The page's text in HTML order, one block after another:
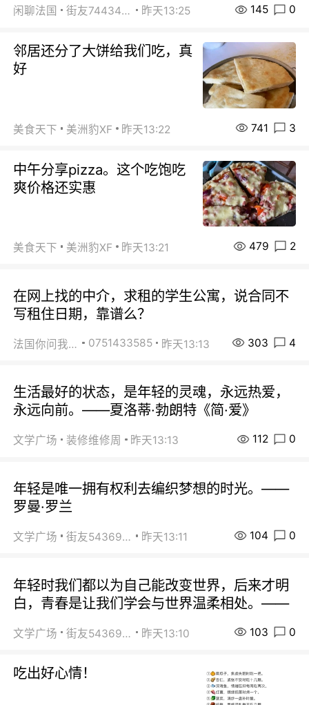
闲聊法国 街友74434350 昨天13:25 145 0
邻居还分了大饼给我们吃，真
好
美食天下 美洲豹XF 昨天13:22 741 3
中午分享pizza。这个吃饱吃
爽价格还实惠
美食天下 美洲豹XF 昨天13:21 479 2
在网上找的中介，求租的学生公寓，说合同不
写租住日期，靠谱么？
法国你问我答 0751433585 昨天13:13 303 4
生活最好的状态，是年轻的灵魂，永远热爱，
永远向前。——夏洛蒂·勃朗特《简·爱》
文学广场 装修维修周 昨天13:13 112 0
年轻是唯一拥有权利去编织梦想的时光。——
罗曼·罗兰
文学广场 街友54369822 昨天13:11 104 0
年轻时我们都以为自己能改变世界，后来才明
白，青春是让我们学会与世界温柔相处。——
文学广场 街友54369822 昨天13:10 103 0
吃出好心情！